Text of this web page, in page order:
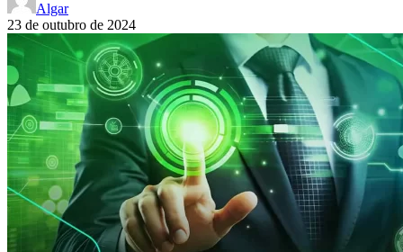
Algar
23 de outubro de 2024